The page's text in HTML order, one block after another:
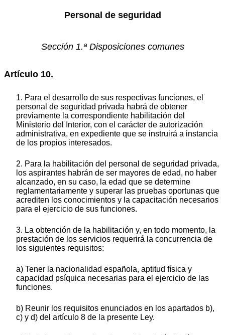
Personal de seguridad
Sección 1.ª Disposiciones comunes
Artículo 10.
1. Para el desarrollo de sus respectivas funciones, el
personal de seguridad privada habrá de obtener
previamente la correspondiente habilitación del
Ministerio del Interior, con el carácter de autorización
administrativa, en expediente que se instruirá a instancia
de los propios interesados.
2. Para la habilitación del personal de seguridad privada,
los aspirantes habrán de ser mayores de edad, no haber
alcanzado, en su caso, la edad que se determine
reglamentariamente y superar las pruebas oportunas que
acrediten los conocimientos y la capacitación necesarios
para el ejercicio de sus funciones.
3. La obtención de la habilitación y, en todo momento, la
prestación de los servicios requerirá la concurrencia de
los siguientes requisitos:
a) Tener la nacionalidad española, aptitud física y
capacidad psíquica necesarias para el ejercicio de las
funciones.
b) Reunir los requisitos enunciados en los apartados b),
c) y d) del artículo 8 de la presente Ley.